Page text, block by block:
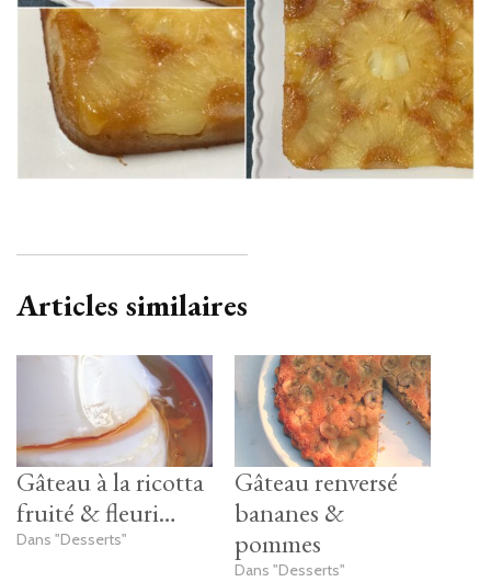
Articles similaires
Gâteau à la ricotta
fruité & fleuri…
Dans "Desserts"
Gâteau renversé
bananes &
pommes
Dans "Desserts"